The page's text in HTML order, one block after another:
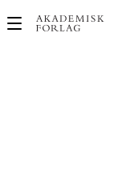
Main